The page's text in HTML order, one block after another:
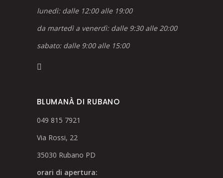
lunedì: dalle 12:00 alle 19:00
da martedì a venerdì: dalle 9:30 alle 20:00
sabato: dalle 9:00 alle 15:00
BLUMANÀ DI RUBANO
049 815 7921
Via Rossi, 22
35030 Rubano PD
orari di apertura: